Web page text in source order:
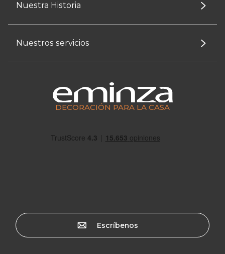
Nuestra Historia
Nuestros servicios
DECORACIÓN PARA LA CASA
Escríbenos